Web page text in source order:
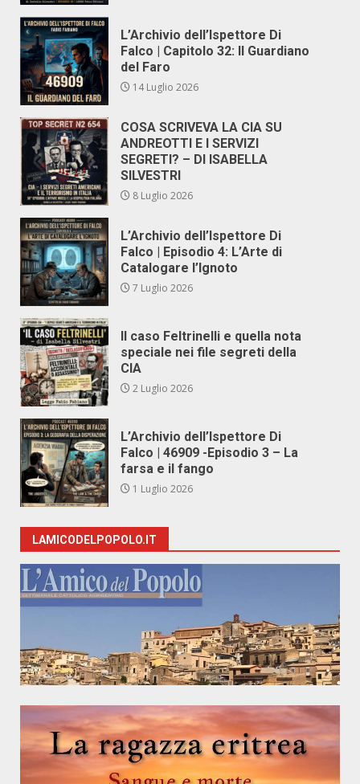
L’Archivio dell’Ispettore Di
Falco | Capitolo 32: Il Guardiano
del Faro
14 Luglio 2026
COSA SCRIVEVA LA CIA SU
ANDREOTTI E I SERVIZI
SEGRETI? – DI ISABELLA
SILVESTRI
8 Luglio 2026
L’Archivio dell’Ispettore Di
Falco | Episodio 4: L’Arte di
Catalogare l’Ignoto
7 Luglio 2026
Il caso Feltrinelli e quella nota
speciale nei file segreti della
CIA
2 Luglio 2026
L’Archivio dell’Ispettore Di
Falco | 46909 -Episodio 3 – La
farsa e il fango
1 Luglio 2026
LAMICODELPOPOLO.IT